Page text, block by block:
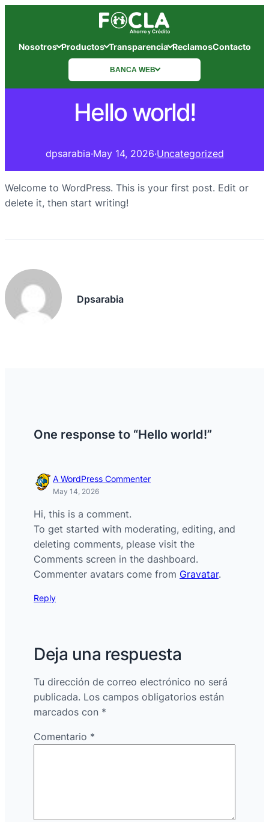
Nosotros Productos Transparencia ReclamosContacto
BANCA WEB
Hello world!
dpsarabia·May 14, 2026·Uncategorized
Welcome to WordPress. This is your first post. Edit or
delete it, then start writing!
Dpsarabia
One response to “Hello world!”
A WordPress Commenter
May 14, 2026
Hi, this is a comment.
To get started with moderating, editing, and
deleting comments, please visit the
Comments screen in the dashboard.
Commenter avatars come from Gravatar.
Reply
Deja una respuesta
Tu dirección de correo electrónico no será
publicada. Los campos obligatorios están
marcados con *
Comentario *